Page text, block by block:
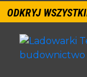
ODKRYJ